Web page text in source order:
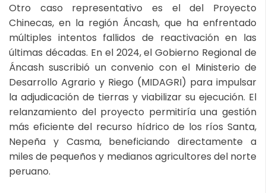
Otro caso representativo es el del Proyecto
Chinecas, en la región Áncash, que ha enfrentado
múltiples intentos fallidos de reactivación en las
últimas décadas. En el 2024, el Gobierno Regional de
Áncash suscribió un convenio con el Ministerio de
Desarrollo Agrario y Riego (MIDAGRI) para impulsar
la adjudicación de tierras y viabilizar su ejecución. El
relanzamiento del proyecto permitiría una gestión
más eficiente del recurso hídrico de los ríos Santa,
Nepeña y Casma, beneficiando directamente a
miles de pequeños y medianos agricultores del norte
peruano.